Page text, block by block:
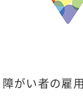
障がい者の雇用